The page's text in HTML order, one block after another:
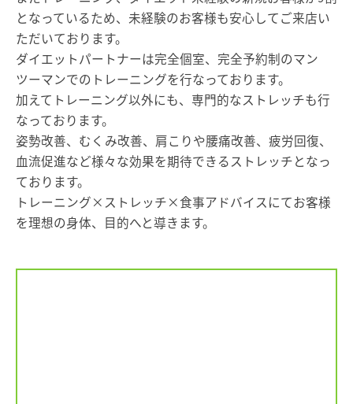
となっているため、未経験のお客様も安心してご来店い
ただいております。
ダイエットパートナーは完全個室、完全予約制のマン
ツーマンでのトレーニングを行なっております。
加えてトレーニング以外にも、専門的なストレッチも行
なっております。
姿勢改善、むくみ改善、肩こりや腰痛改善、疲労回復、
血流促進など様々な効果を期待できるストレッチとなっ
ております。
トレーニング×ストレッチ×食事アドバイスにてお客様
を理想の身体、目的へと導きます。